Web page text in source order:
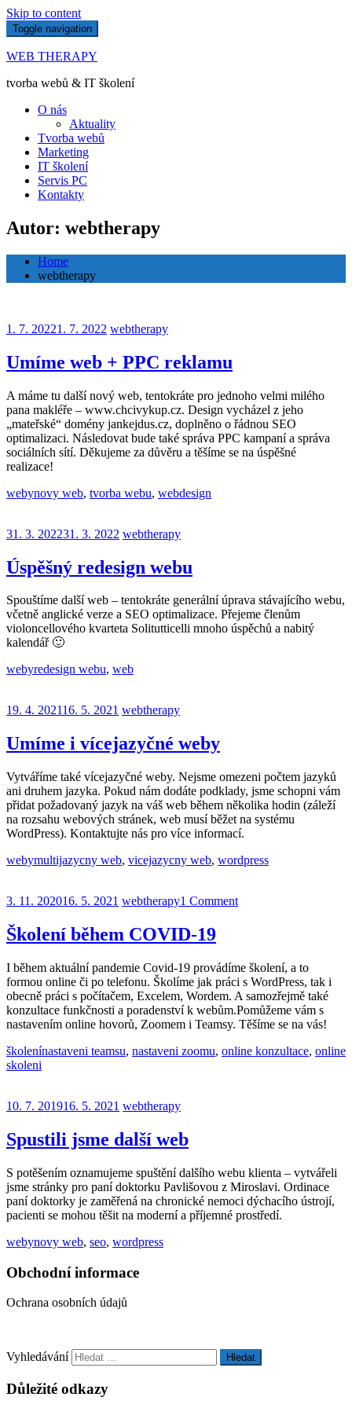
Skip to content
Toggle navigation
WEB THERAPY
tvorba webů & IT školení
O nás
Aktuality
Tvorba webů
Marketing
IT školení
Servis PC
Kontakty
Autor: webtherapy
Home
webtherapy
1. 7. 20221. 7. 2022 webtherapy
Umíme web + PPC reklamu
A máme tu další nový web, tentokráte pro jednoho velmi milého
pana makléře – www.chcivykup.cz. Design vycházel z jeho
„mateřské“ domény jankejdus.cz, doplněno o řádnou SEO
optimalizaci. Následovat bude také správa PPC kampaní a správa
sociálních sítí. Děkujeme za důvěru a těšíme se na úspěšné
realizace!
webynovy web, tvorba webu, webdesign
31. 3. 202231. 3. 2022 webtherapy
Úspěšný redesign webu
Spouštíme další web – tentokráte generální úprava stávajícího webu,
včetně anglické verze a SEO optimalizace. Přejeme členům
violoncellového kvarteta Solitutticelli mnoho úspěchů a nabitý
kalendář 🙂
webyredesign webu, web
19. 4. 202116. 5. 2021 webtherapy
Umíme i vícejazyčné weby
Vytváříme také vícejazyčné weby. Nejsme omezeni počtem jazyků
ani druhem jazyka. Pokud nám dodáte podklady, jsme schopni vám
přidat požadovaný jazyk na váš web během několika hodin (záleží
na rozsahu webových stránek, web musí běžet na systému
WordPress). Kontaktujte nás pro více informací.
webymultijazycny web, vicejazycny web, wordpress
3. 11. 202016. 5. 2021 webtherapy1 Comment
Školení během COVID-19
I během aktuální pandemie Covid-19 provádíme školení, a to
formou online či po telefonu. Školíme jak práci s WordPress, tak i
obecně práci s počítačem, Excelem, Wordem. A samozřejmě také
konzultace funkčnosti a poradenství k webům.Pomůžeme vám s
nastavením online hovorů, Zoomem i Teamsy. Těšíme se na vás!
školenínastaveni teamsu, nastaveni zoomu, online konzultace, online
skoleni
10. 7. 201916. 5. 2021 webtherapy
Spustili jsme další web
S potěšením oznamujeme spuštění dalšího webu klienta – vytvářeli
jsme stránky pro paní doktorku Pavlišovou z Miroslavi. Ordinace
paní doktorky je zaměřená na chronické nemoci dýchacího ústrojí,
pacienti se mohou těšit na moderní a příjemné prostředí.
webynovy web, seo, wordpress
Obchodní informace
Ochrana osobních údajů
Vyhledávání
Důležité odkazy